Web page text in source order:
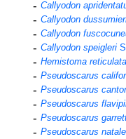
Callyodon
Callyodon
Callyodon
Callyodon speigleri
Hemistoma reticulata
Pseudoscarus
Pseudoscarus
Pseudoscarus
Pseudoscarus
Pseudoscarus